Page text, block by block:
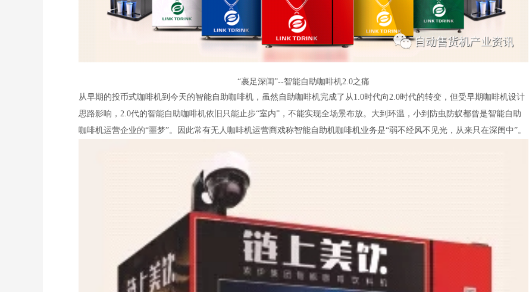
“裹足深闺”--智能自助咖啡机2.0之痛
从早期的投币式咖啡机到今天的智能自助咖啡机，虽然自助咖啡机完成了从1.0时代向2.0时代的转变，但受早期咖啡机设计
思路影响，2.0代的智能自助咖啡机依旧只能止步“室内”，不能实现全场景布放。大到环温，小到防虫防蚁都曾是智能自助
咖啡机运营企业的“噩梦”。因此常有无人咖啡机运营商戏称智能自助机咖啡机业务是“弱不经风不见光，从来只在深闺中”。